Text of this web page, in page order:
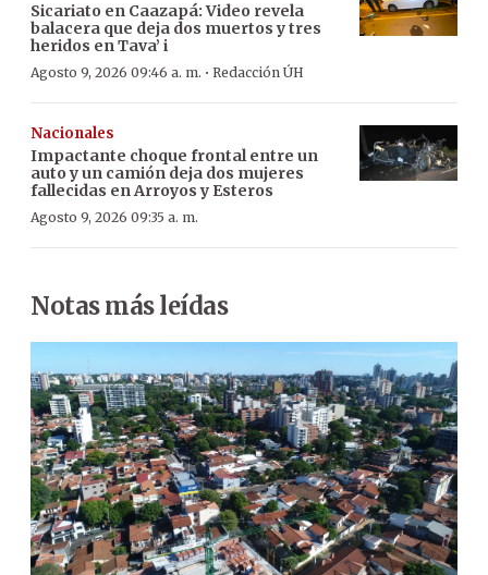
Sicariato en Caazapá: Video revela
balacera que deja dos muertos y tres
heridos en Tava’ i
Agosto 9, 2026 09:46 a. m. · Redacción ÚH
Nacionales
Impactante choque frontal entre un
auto y un camión deja dos mujeres
fallecidas en Arroyos y Esteros
Agosto 9, 2026 09:35 a. m.
Notas más leídas